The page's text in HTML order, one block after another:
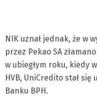
NIK uznał jednak, że w
przez Pekao SA
w ubiegłym roku, kiedy
HVB, UniCredito stał się
Banku BPH.